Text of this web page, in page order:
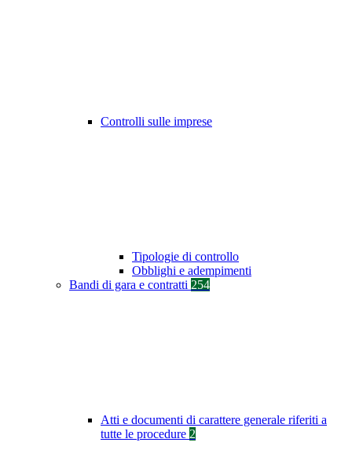
Controlli sulle imprese
Tipologie di controllo
Obblighi e adempimenti
Bandi di gara e contratti 254
Atti e documenti di carattere generale riferiti a
tutte le procedure 2